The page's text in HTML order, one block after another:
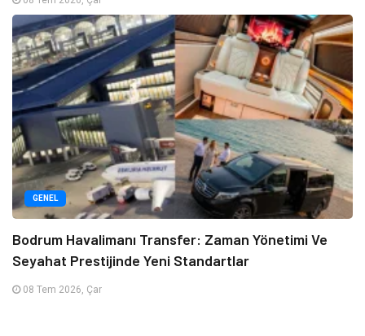
GENEL
Bodrum Havalimanı Transfer: Zaman Yönetimi Ve
Seyahat Prestijinde Yeni Standartlar
08 Tem 2026, Çar